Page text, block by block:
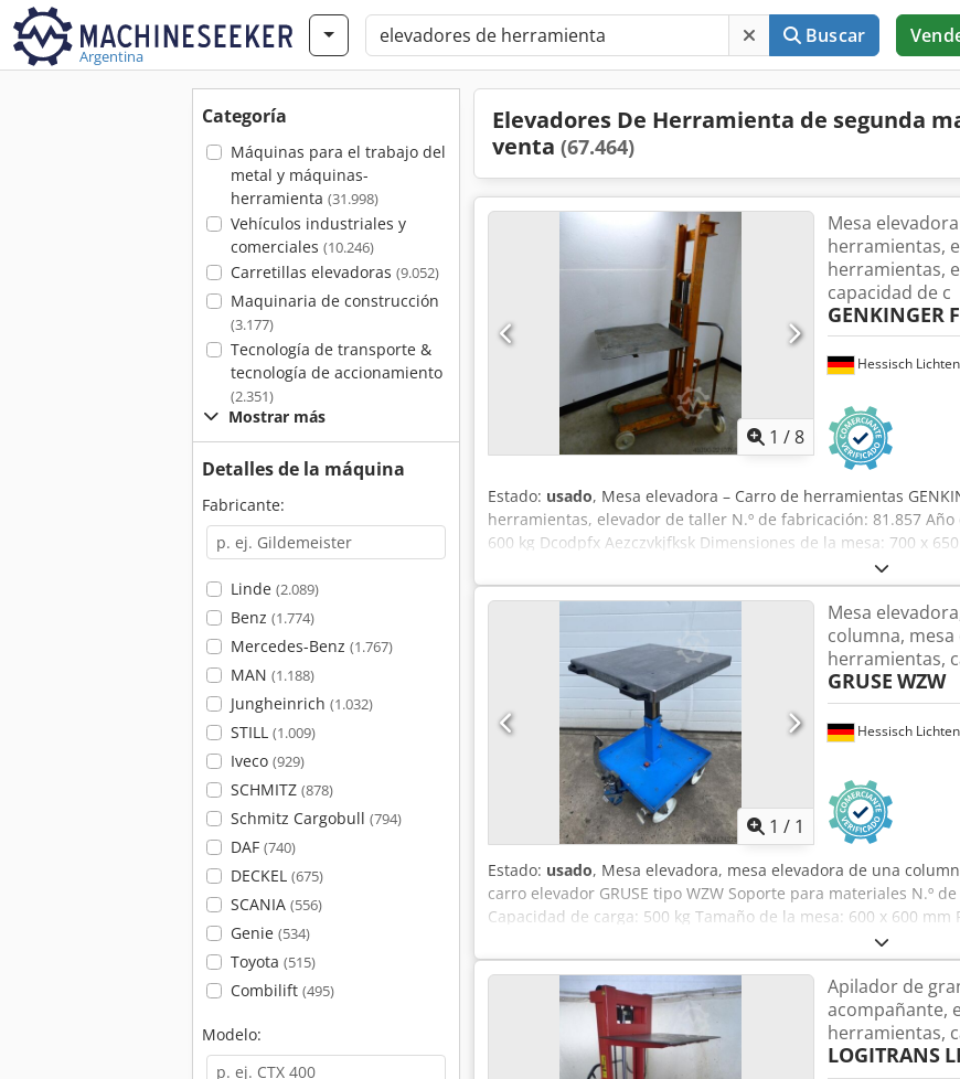
Argentina
Buscar
Categoría
Máquinas para el trabajo del
metal y máquinas-
herramienta (31.998)
Vehículos industriales y
comerciales (10.246)
Carretillas elevadoras (9.052)
Maquinaria de construcción
(3.177)
Tecnología de transporte &
tecnología de accionamiento
(2.351)
Mostrar más
Detalles de la máquina
Fabricante:
Linde (2.089)
Benz (1.774)
Mercedes-Benz (1.767)
MAN (1.188)
Jungheinrich (1.032)
STILL (1.009)
Iveco (929)
SCHMITZ (878)
Schmitz Cargobull (794)
DAF (740)
DECKEL (675)
SCANIA (556)
Genie (534)
Toyota (515)
Combilift (495)
Modelo:
Elevadores De Herramienta de segunda
venta (67.464)
1 /8
Hessisch
Mesa
herramientas,
herramientas,
capacidad de c
GENKINGER
Estado: usado, Mesa elevadora – Carro de herramientas
herramientas, elevador de taller N.º de fabricación: 81.857
600 kg Dcodpfx Aezczvkjfksk Dimensiones de la mesa: 700 x
180 mm Altura de elevación: 1550 mm - Rodillos de plástico de
mediante mástil hidráulico con bomba accionada por pedal -
accionado por palanca manual Peso propio: aprox. 220 kg
1 / 1
Hessisch
Mesa
columna,
herramientas,
GRUSE WZW
Estado: usado, Mesa elevadora, mesa elevadora de una
carro elevador GRUSE tipo WZW Soporte para materiales N.º
Capacidad de carga: 500 kg Tamaño de la mesa: 600 x 600
por pedal: aprox. 10 mm Altura de la mesa abajo: 660 mm
Dvghsx Afkjk - Elevación mediante émbolo hidráulico con guía
aprox. Ø 200 mm, 2 giratorias con freno Peso neto: 75 kg Buen
Apilador de
acompañante,
herramientas,
LOGITRANS